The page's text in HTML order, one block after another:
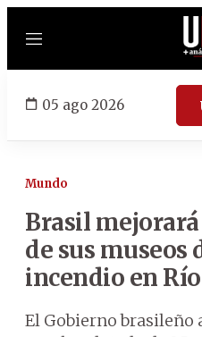
Menú
05 ago 2026
Mundo
Brasil
de sus museos
incendio en Río
El Gobierno brasileño